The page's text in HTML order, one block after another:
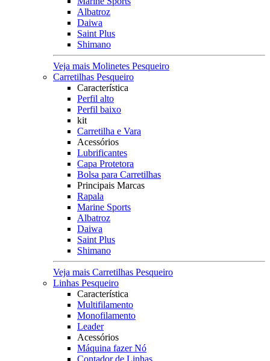
Albatroz
Daiwa
Saint Plus
Shimano
Veja mais Molinetes Pesqueiro
Carretilhas Pesqueiro
Característica
Perfil alto
Perfil baixo
kit
Carretilha e Vara
Acessórios
Lubrificantes
Capa Protetora
Bolsa para Carretilhas
Principais Marcas
Rapala
Marine Sports
Albatroz
Daiwa
Saint Plus
Shimano
Veja mais Carretilhas Pesqueiro
Linhas Pesqueiro
Característica
Multifilamento
Monofilamento
Leader
Acessórios
Máquina fazer Nó
Contador de Linhas